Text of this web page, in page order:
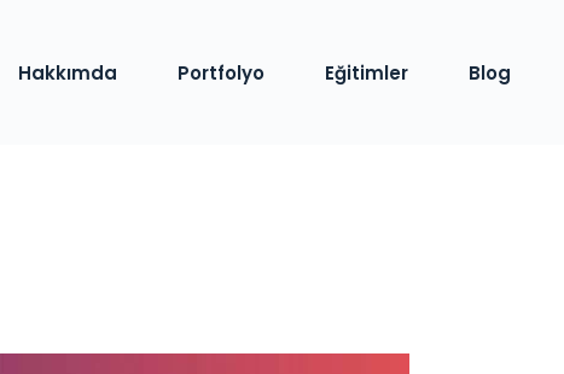
Hakkımda Portfolyo Eğitimler Blog